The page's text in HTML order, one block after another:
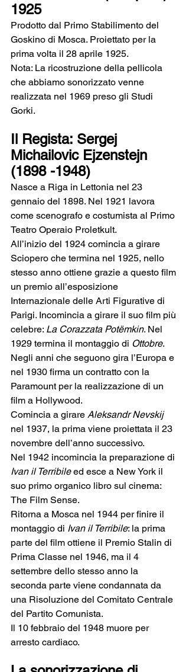
1925
Prodotto dal Primo Stabilimento del
Goskino di Mosca. Proiettato per la
prima volta il 28 aprile 1925.
Nota: La ricostruzione della pellicola
che abbiamo sonorizzato venne
realizzata nel 1969 preso gli Studi
Gorki.
Il Regista: Sergej
Michailovic Ejzenstejn
(1898 -1948)
Nasce a Riga in Lettonia nel 23
gennaio del 1898. Nel 1921 lavora
come scenografo e costumista al Primo
Teatro Operaio Proletkult.
All’inizio del 1924 comincia a girare
Sciopero che termina nel 1925, nello
stesso anno ottiene grazie a questo film
un premio all’esposizione
Internazionale delle Arti Figurative di
Parigi. Incomincia a girare il suo film più
celebre: La Corazzata Potëmkin. Nel
1929 termina il montaggio di Ottobre.
Negli anni che seguono gira l’Europa e
nel 1930 firma un contratto con la
Paramount per la realizzazione di un
film a Hollywood.
Comincia a girare Aleksandr Nevskij
nel 1937, la prima viene proiettata il 23
novembre dell’anno successivo.
Nel 1942 incomincia la preparazione di
Ivan il Terribile ed esce a New York il
suo primo organico libro sul cinema:
The Film Sense.
Ritorna a Mosca nel 1944 per finire il
montaggio di Ivan il Terribile: la prima
parte del film ottiene il Premio Stalin di
Prima Classe nel 1946, ma il 4
settembre dello stesso anno la
seconda parte viene condannata da
una Risoluzione del Comitato Centrale
del Partito Comunista.
Il 10 febbraio del 1948 muore per
arresto cardiaco.